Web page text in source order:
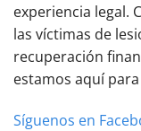
experiencia legal.
las víctimas de
recuperación
estamos aquí
Síguenos en